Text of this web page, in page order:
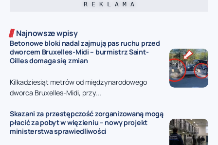
R E K L A M A
Najnowsze wpisy
Betonowe bloki nadal zajmują pas ruchu przed
dworcem Bruxelles-Midi – burmistrz Saint-
Gilles domaga się zmian
Kilkadziesiąt metrów od międzynarodowego
dworca Bruxelles-Midi, przy...
Skazani za przestępczość zorganizowaną mogą
płacić za pobyt w więzieniu – nowy projekt
ministerstwa sprawiedliwości